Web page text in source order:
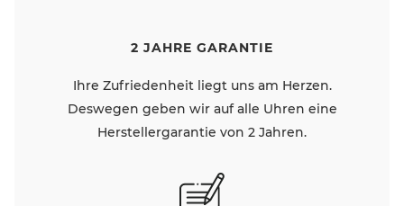
2 JAHRE GARANTIE
Ihre Zufriedenheit liegt uns am Herzen.
Deswegen geben wir auf alle Uhren eine
Herstellergarantie von 2 Jahren.